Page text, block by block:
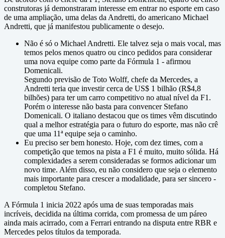
construtoras já demonstraram interesse em entrar no esporte em caso
de uma ampliação, uma delas da Andretti, do americano Michael
Andretti, que já manifestou publicamente o desejo.
Não é só o Michael Andretti. Ele talvez seja o mais vocal, mas
temos pelos menos quatro ou cinco pedidos para considerar
uma nova equipe como parte da Fórmula 1 - afirmou
Domenicali.
Segundo previsão de Toto Wolff, chefe da Mercedes, a
Andretti teria que investir cerca de US$ 1 bilhão (R$4,8
bilhões) para ter um carro competitivo no atual nível da F1.
Porém o interesse não basta para convencer Stefano
Domenicali. O italiano destacou que os times vêm discutindo
qual a melhor estratégia para o futuro do esporte, mas não crê
que uma 11ª equipe seja o caminho.
Eu preciso ser bem honesto. Hoje, com dez times, com a
competição que temos na pista a F1 é muito, muito sólida. Há
complexidades a serem consideradas se formos adicionar um
novo time. Além disso, eu não considero que seja o elemento
mais importante para crescer a modalidade, para ser sincero -
completou Stefano.
A Fórmula 1 inicia 2022 após uma de suas temporadas mais
incríveis, decidida na última corrida, com promessa de um páreo
ainda mais acirrado, com a Ferrari entrando na disputa entre RBR e
Mercedes pelos títulos da temporada.